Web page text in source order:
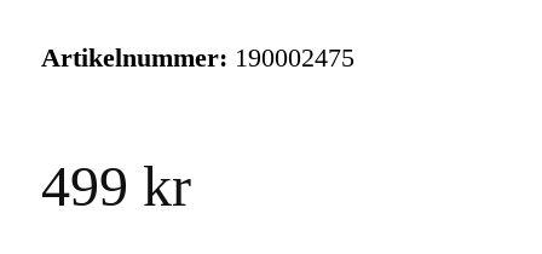
Artikelnummer: 190002475
499 kr